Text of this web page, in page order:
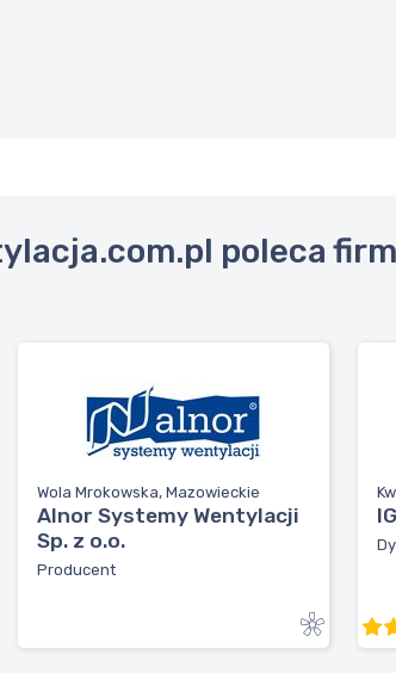
poleca
Wola Mrokowska, Mazowieckie
Alnor Systemy Wentylacji
Sp. z o.o.
Producent